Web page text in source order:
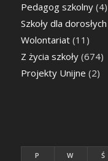
Pedagog szkolny(4)
Szkoły dla dorosłych
Wolontariat(11)
Z życia szkoły(674)
Projekty Unijne (2)
P W Ś